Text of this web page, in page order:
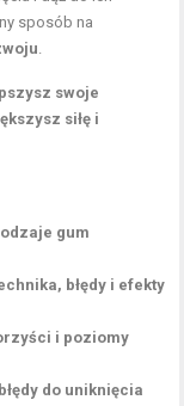
sposób na
.
swoje
siłę i
gum
błędy i efekty
i poziomy
do uniknięcia